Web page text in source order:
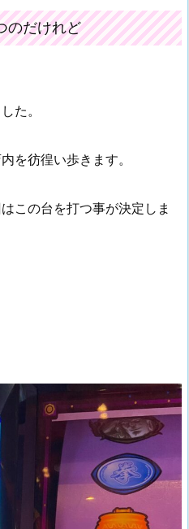
のだけれど
た。
を彷徨い歩きます。
この台を打つ事が決定しま